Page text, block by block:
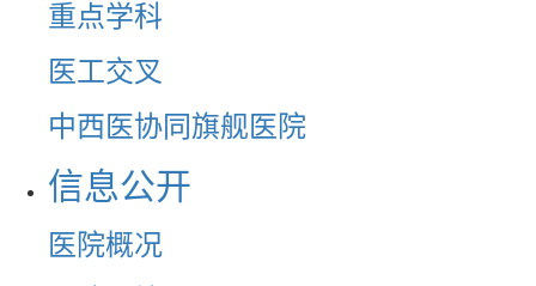
重点学科
医工交叉
中西医协同旗舰医院
信息公开
医院概况